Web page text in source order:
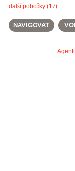
další pobočky (17)
NAVIGOVAT